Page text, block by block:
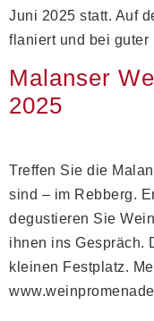
Juni 2025 statt. Auf
flaniert und bei guter
Malanser
2025
Treffen Sie die
sind – im Rebberg.
degustieren Sie
ihnen ins Gespräch.
kleinen Festplatz.